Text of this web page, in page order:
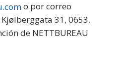
o por correo
31, 0653,
de NETTBUREAU